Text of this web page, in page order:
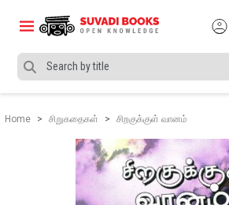
Home சிறுகதைகள் சிறகுக்குள் வானம்